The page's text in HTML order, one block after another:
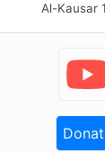
Al-Kausar